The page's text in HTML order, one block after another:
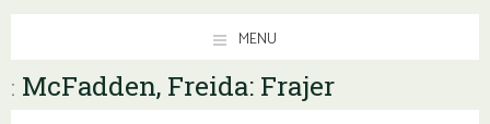
MENU
: McFadden, Freida: Frajer